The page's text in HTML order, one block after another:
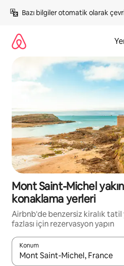
atla
Bazı bilgiler otomatik olarak
Mont Saint-Michel
konaklama yerleri
Airbnb'de benzersiz kiralık tatil
fazlası için rezervasyon yapın
Konum
Sonuçlar kullanılabilir olduğunda